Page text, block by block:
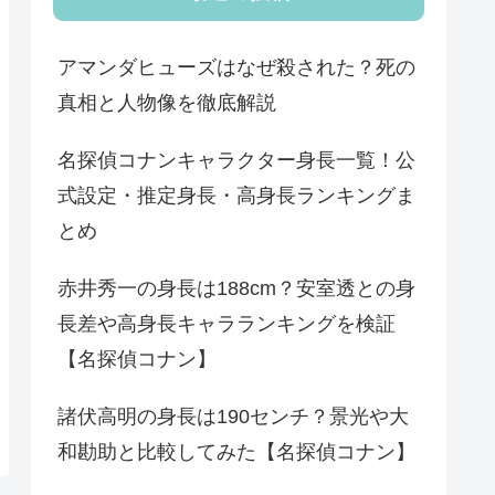
アマンダヒューズはなぜ殺された？死の
真相と人物像を徹底解説
名探偵コナンキャラクター身長一覧！公
式設定・推定身長・高身長ランキングま
とめ
赤井秀一の身長は188cm？安室透との身
長差や高身長キャラランキングを検証
【名探偵コナン】
諸伏高明の身長は190センチ？景光や大
和勘助と比較してみた【名探偵コナン】